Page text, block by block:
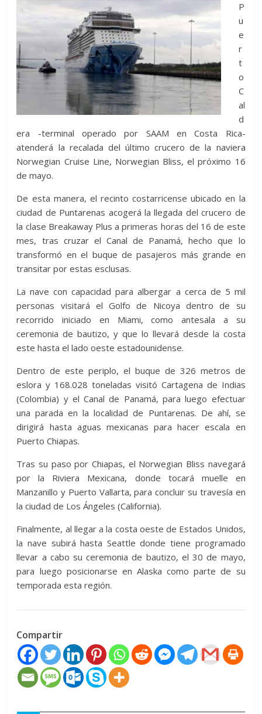
P
u
e
r
t
o
C
al
d
era -terminal operado por SAAM en Costa Rica-
atenderá la recalada del último crucero de la naviera
Norwegian Cruise Line, Norwegian Bliss, el próximo 16
de mayo.
De esta manera, el recinto costarricense ubicado en la
ciudad de Puntarenas acogerá la llegada del crucero de
la clase Breakaway Plus a primeras horas del 16 de este
mes, tras cruzar el Canal de Panamá, hecho que lo
transformó en el buque de pasajeros más grande en
transitar por estas esclusas.
La nave con capacidad para albergar a cerca de 5 mil
personas visitará el Golfo de Nicoya dentro de su
recorrido iniciado en Miami, como antesala a su
ceremonia de bautizo, y que lo llevará desde la costa
este hasta el lado oeste estadounidense.
Dentro de este periplo, el buque de 326 metros de
eslora y 168.028 toneladas visitó Cartagena de Indias
(Colombia) y el Canal de Panamá, para luego efectuar
una parada en la localidad de Puntarenas. De ahí, se
dirigirá hasta aguas mexicanas para hacer escala en
Puerto Chiapas.
Tras su paso por Chiapas, el Norwegian Bliss navegará
por la Riviera Mexicana, donde tocará muelle en
Manzanillo y Puerto Vallarta, para concluir su travesía en
la ciudad de Los Ángeles (California).
Finalmente, al llegar a la costa oeste de Estados Unidos,
la nave subirá hasta Seattle donde tiene programado
llevar a cabo su ceremonia de bautizo, el 30 de mayo,
para luego posicionarse en Alaska como parte de su
temporada esta región.
Compartir